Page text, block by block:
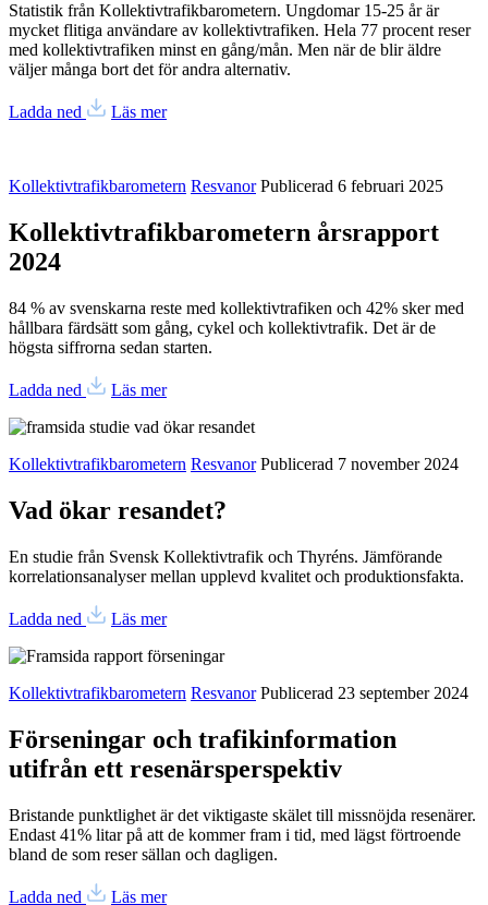
Statistik från Kollektivtrafikbarometern. Ungdomar 15-25 år är
mycket flitiga användare av kollektivtrafiken. Hela 77 procent reser
med kollektivtrafiken minst en gång/mån. Men när de blir äldre
väljer många bort det för andra alternativ.
Ladda ned Läs mer
Kollektivtrafikbarometern Resvanor Publicerad 6 februari 2025
Kollektivtrafikbarometern årsrapport
2024
84 % av svenskarna reste med kollektivtrafiken och 42% sker med
hållbara färdsätt som gång, cykel och kollektivtrafik. Det är de
högsta siffrorna sedan starten.
Ladda ned Läs mer
Kollektivtrafikbarometern Resvanor Publicerad 7 november 2024
Vad ökar resandet?
En studie från Svensk Kollektivtrafik och Thyréns. Jämförande
korrelationsanalyser mellan upplevd kvalitet och produktionsfakta.
Ladda ned Läs mer
Kollektivtrafikbarometern Resvanor Publicerad 23 september 2024
Förseningar och trafikinformation
utifrån ett resenärsperspektiv
Bristande punktlighet är det viktigaste skälet till missnöjda resenärer.
Endast 41% litar på att de kommer fram i tid, med lägst förtroende
bland de som reser sällan och dagligen.
Ladda ned Läs mer